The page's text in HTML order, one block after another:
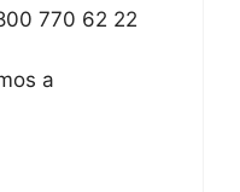
770 62 22
a